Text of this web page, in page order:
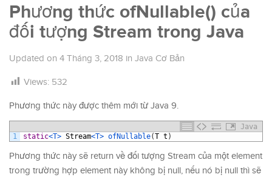
Phương thức ofNullable() của
đối tượng Stream trong Java
Updated on 4 Tháng 3, 2018 in Java Cơ Bản
Views: 532
Phương thức này được thêm mới từ Java 9.
Java
1
static<T> Stream<T> ofNullable(T t )
Phương thức này sẽ return về đối tượng Stream của một element
trong trường hợp element này không bị null, nếu nó bị null thì sẽ